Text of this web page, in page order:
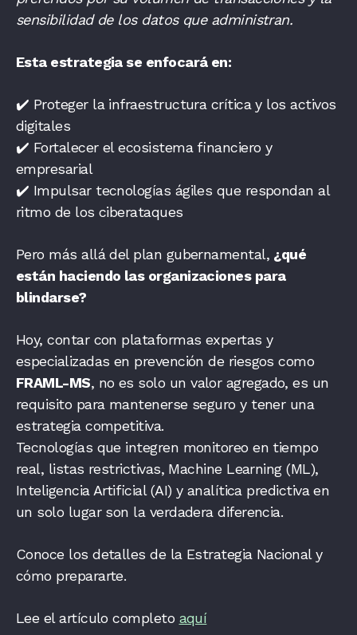
sensibilidad de los datos que administran.
Esta estrategia se enfocará en:
✔️ Proteger la infraestructura crítica y los activos
digitales
✔️ Fortalecer el ecosistema financiero y
empresarial
✔️ Impulsar tecnologías ágiles que respondan al
ritmo de los ciberataques
Pero más allá del plan gubernamental, ¿qué
están haciendo las organizaciones para
blindarse?
Hoy, contar con plataformas expertas y
especializadas en prevención de riesgos como
FRAML-MS, no es solo un valor agregado, es un
requisito para mantenerse seguro y tener una
estrategia competitiva.
Tecnologías que integren monitoreo en tiempo
real, listas restrictivas, Machine Learning (ML),
Inteligencia Artificial (AI) y analítica predictiva en
un solo lugar son la verdadera diferencia.
Conoce los detalles de la Estrategia Nacional y
cómo prepararte.
Lee el artículo completo aquí